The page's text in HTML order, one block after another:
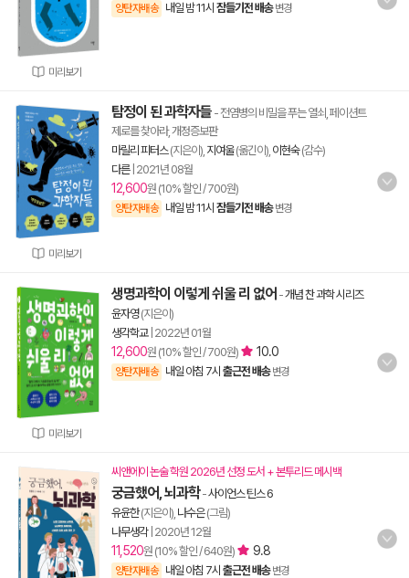
미리보기
양탄자배송 내일 밤 11시 잠들기전 배송 변경
미리보기
탐정이 된 과학자들 - 전염병의 비밀을 푸는 열쇠, 페이션트
제로를 찾아라, 개정증보판
마릴리 피터스(지은이), 지여울(옮긴이), 이현숙(감수)
다른| 2021년 08월
12,600원 (10% 할인 / 700원)
양탄자배송 내일 밤 11시 잠들기전 배송 변경
미리보기
생명과학이 이렇게 쉬울 리 없어 -개념 찬 과학 시리즈
윤자영(지은이)
생각학교| 2022년 01월
12,600원 (10% 할인 / 700원) 10.0
양탄자배송 내일 아침 7시 출근전 배송 변경
씨앤에이 논술 학원 2026년 선정 도서 + 본투리드 메시백
궁금했어, 뇌과학-사이언스 틴스 6
유윤한(지은이), 나수은(그림)
나무생각| 2020년 12월
11,520원 (10% 할인 / 640원) 9.8
양탄자배송 내일 아침 7시 출근전 배송 변경